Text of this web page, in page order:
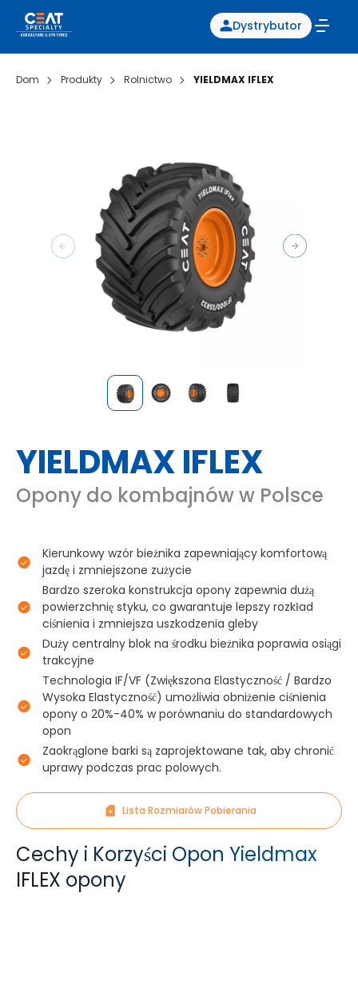
Dystrybutor
Dom Produkty Rolnictwo YIELDMAX IFLEX
YIELDMAX IFLEX
Opony do kombajnów w Polsce
Kierunkowy wzór bieżnika zapewniający komfortową
jazdę i zmniejszone zużycie
Bardzo szeroka konstrukcja opony zapewnia dużą
powierzchnię styku, co gwarantuje lepszy rozkład
ciśnienia i zmniejsza uszkodzenia gleby
Duży centralny blok na środku bieżnika poprawia osiągi
trakcyjne
Technologia IF/VF (Zwiększona Elastyczność / Bardzo
Wysoka Elastyczność) umożliwia obniżenie ciśnienia
opony o 20%-40% w porównaniu do standardowych
opon
Zaokrąglone barki są zaprojektowane tak, aby chronić
uprawy podczas prac polowych.
Lista Rozmiarów Pobierania
Cechy i Korzyści Opon Yieldmax
IFLEX opony